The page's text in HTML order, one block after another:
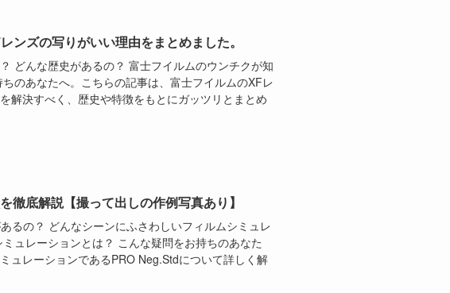
ンズの写りがいい理由をまとめました。
どんな歴史があるの？ 富士フイルムのウンチクが知
のあなたへ。こちらの記事は、富士フイルムのXFレ
解決すべく、歴史や特徴をもとにガッツリとまとめ
徹底解説【撮って出しの作例写真あり】
るの？ どんなシーンにふさわしいフィルムシミュレ
ュレーションとは？ こんな疑問をお持ちのあなた
ュレーションであるPRO Neg.Stdについて詳しく解